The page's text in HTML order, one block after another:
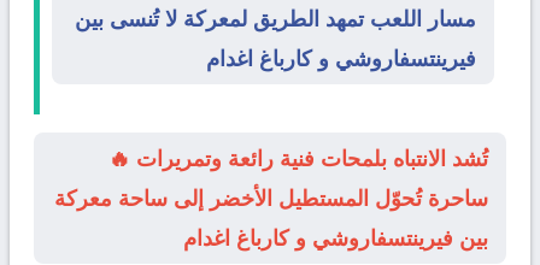
مسار اللعب تمهد الطريق لمعركة لا تُنسى بين
فيرينتسفاروشي و كارباغ اغدام
🔥 تُشد الانتباه بلمحات فنية رائعة وتمريرات
ساحرة تُحوّل المستطيل الأخضر إلى ساحة معركة
بين فيرينتسفاروشي و كارباغ اغدام